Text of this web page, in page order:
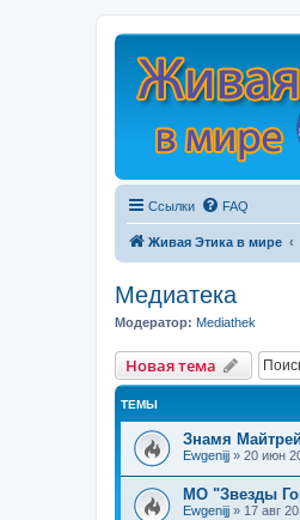
Ссылки FAQ
Живая Этика в мире
Медиатека
Модератор: Mediathek
Новая тема
ТЕМЫ
Знамя
Ewgenijj » 20 июн
МО "Звезды
Ewgenijj » 17 авг